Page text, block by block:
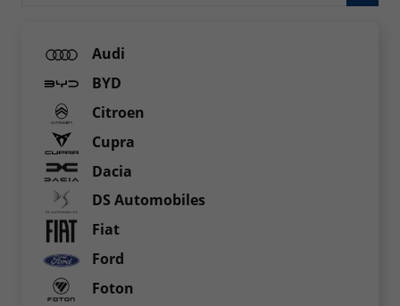
Audi
BYD
Citroen
Cupra
Dacia
DS Automobiles
Fiat
Ford
Foton